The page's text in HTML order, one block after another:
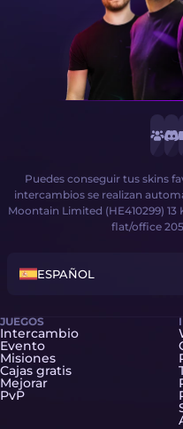
Puedes conseguir tus skins
intercambios se realizan
Moontain Limited (HE410299)
flat/office
ESPAÑOL
JUEGOS
Intercambio
Evento
Misiones
Cajas gratis
Mejorar
PvP